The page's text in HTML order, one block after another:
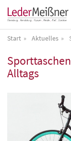
Start Aktuelles
Alltags